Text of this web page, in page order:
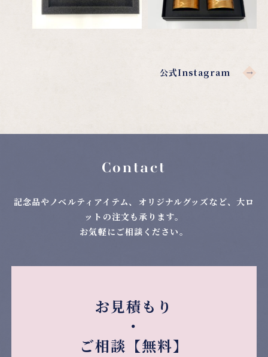
公式Instagram
Contact
記念品やノベルティアイテム、オリジナルグッズなど、大ロ
ットの注文も承ります。
お気軽にご相談ください。
お見積もり
・
ご相談【無料】